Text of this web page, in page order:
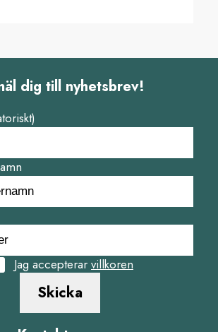
dig till nyhetsbrev!
Jag accepterar villkoren
Skicka